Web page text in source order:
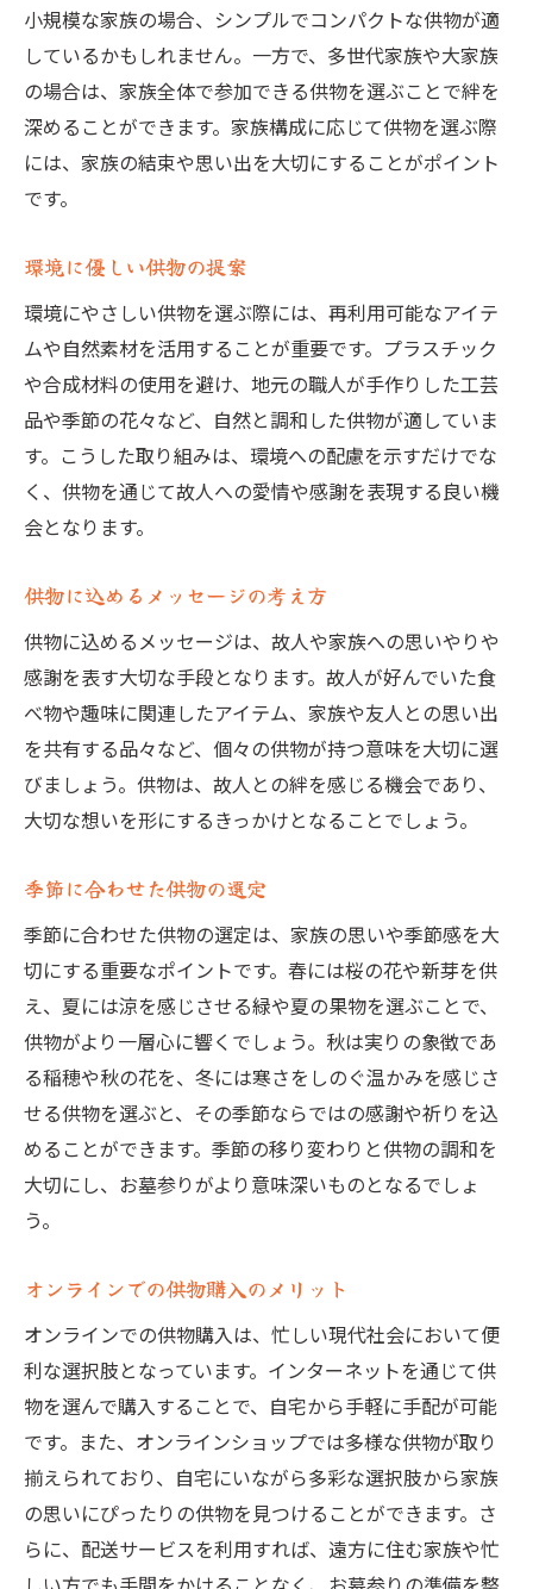
小規模な家族の場合、シンプルでコンパクトな供物が適
しているかもしれません。一方で、多世代家族や大家族
の場合は、家族全体で参加できる供物を選ぶことで絆を
深めることができます。家族構成に応じて供物を選ぶ際
には、家族の結束や思い出を大切にすることがポイント
です。
環境に優しい供物の提案
環境にやさしい供物を選ぶ際には、再利用可能なアイテ
ムや自然素材を活用することが重要です。プラスチック
や合成材料の使用を避け、地元の職人が手作りした工芸
品や季節の花々など、自然と調和した供物が適していま
す。こうした取り組みは、環境への配慮を示すだけでな
く、供物を通じて故人への愛情や感謝を表現する良い機
会となります。
供物に込めるメッセージの考え方
供物に込めるメッセージは、故人や家族への思いやりや
感謝を表す大切な手段となります。故人が好んでいた食
べ物や趣味に関連したアイテム、家族や友人との思い出
を共有する品々など、個々の供物が持つ意味を大切に選
びましょう。供物は、故人との絆を感じる機会であり、
大切な想いを形にするきっかけとなることでしょう。
季節に合わせた供物の選定
季節に合わせた供物の選定は、家族の思いや季節感を大
切にする重要なポイントです。春には桜の花や新芽を供
え、夏には涼を感じさせる緑や夏の果物を選ぶことで、
供物がより一層心に響くでしょう。秋は実りの象徴であ
る稲穂や秋の花を、冬には寒さをしのぐ温かみを感じさ
せる供物を選ぶと、その季節ならではの感謝や祈りを込
めることができます。季節の移り変わりと供物の調和を
大切にし、お墓参りがより意味深いものとなるでしょ
う。
オンラインでの供物購入のメリット
オンラインでの供物購入は、忙しい現代社会において便
利な選択肢となっています。インターネットを通じて供
物を選んで購入することで、自宅から手軽に手配が可能
です。また、オンラインショップでは多様な供物が取り
揃えられており、自宅にいながら多彩な選択肢から家族
の思いにぴったりの供物を見つけることができます。さ
らに、配送サービスを利用すれば、遠方に住む家族や忙